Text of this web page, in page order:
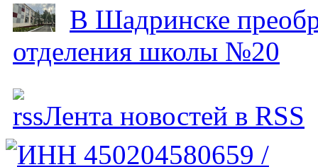
В Шадринске
отделения школы №20
Лента новостей в RSS